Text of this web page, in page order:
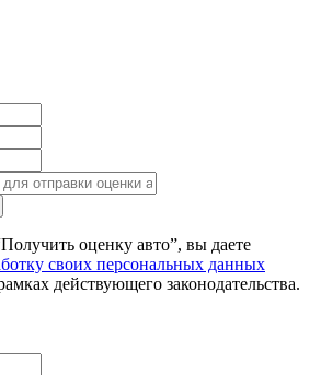
оценку авто”, вы даете
своих персональных данных
действующего законодательства.